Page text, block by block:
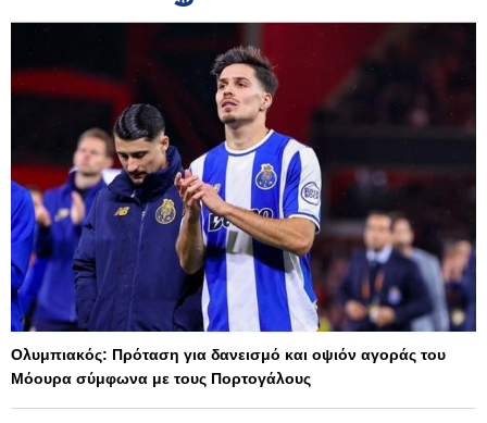
Ολυμπιακός: Πρόταση για δανεισμό και οψιόν αγοράς του
Μόουρα σύμφωνα με τους Πορτογάλους